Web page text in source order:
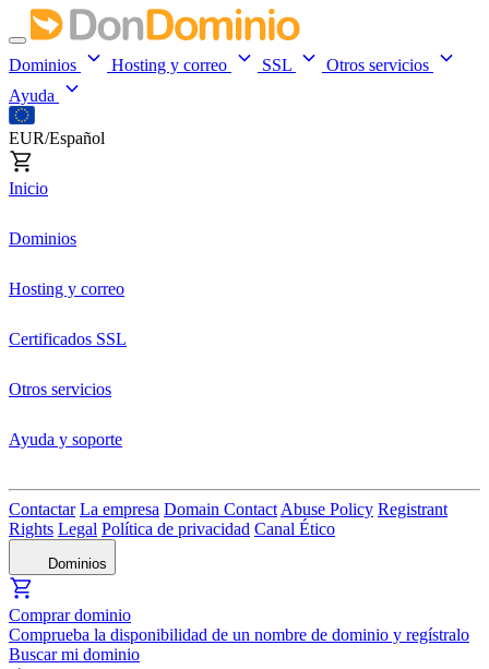
Dominios Hosting y correo SSL
Otros servicios
Ayuda
EUR/Español
Inicio
Dominios
Hosting y correo
Certificados SSL
Otros servicios
Ayuda y soporte
Contactar La empresa Domain Contact Abuse Policy Registrant
Rights Legal Política de privacidad Canal Ético
Dominios
Comprar dominio
Comprueba la disponibilidad de un nombre de dominio y regístralo
Buscar mi dominio